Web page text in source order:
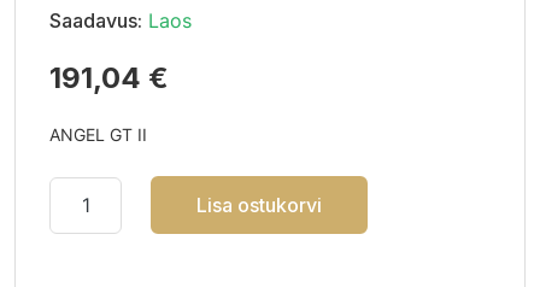
Saadavus: Laos
191,04 €
ANGEL GT II
Lisa ostukorvi